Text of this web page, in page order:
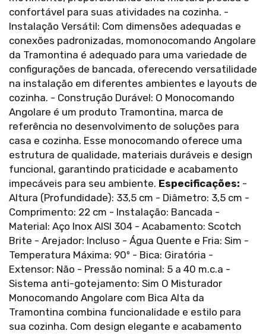
confortável para suas atividades na cozinha. -
Instalação Versátil: Com dimensões adequadas e
conexões padronizadas, momonocomando Angolare
da Tramontina é adequado para uma variedade de
configurações de bancada, oferecendo versatilidade
na instalação em diferentes ambientes e layouts de
cozinha. - Construção Durável: O Monocomando
Angolare é um produto Tramontina, marca de
referência no desenvolvimento de soluções para
casa e cozinha. Esse monocomando oferece uma
estrutura de qualidade, materiais duráveis e design
funcional, garantindo praticidade e acabamento
impecáveis para seu ambiente. Especificações: -
Altura (Profundidade): 33,5 cm - Diâmetro: 3,5 cm -
Comprimento: 22 cm - Instalação: Bancada -
Material: Aço Inox AISI 304 - Acabamento: Scotch
Brite - Arejador: Incluso - Água Quente e Fria: Sim -
Temperatura Máxima: 90º - Bica: Giratória -
Extensor: Não - Pressão nominal: 5 a 40 m.c.a -
Sistema anti-gotejamento: Sim O Misturador
Monocomando Angolare com Bica Alta da
Tramontina combina funcionalidade e estilo para
sua cozinha. Com design elegante e acabamento